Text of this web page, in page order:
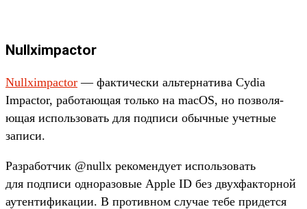
Nullximpactor
Nullximpactor — фак­тичес­ки аль­тер­натива Cydia
Impactor, работа­ющая толь­ко на macOS, но поз­воля­
ющая исполь­зовать для под­писи обыч­ные учет­ные
записи.
Раз­работ­чик @nullx рекомен­дует исполь­зовать
для под­писи одно­разо­вые Apple ID без двух­фактор­ной
аутен­тифика­ции. В про­тив­ном слу­чае тебе при­дет­ся